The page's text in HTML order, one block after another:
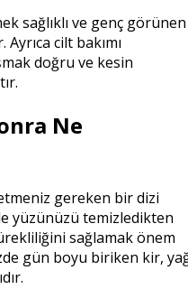
sağlıklı ve genç görünen
cilt bakımı
doğru ve kesin
Ne
gereken bir dizi
yüzünüzü temizledikten
sağlamak önem
gün boyu biriken kir,